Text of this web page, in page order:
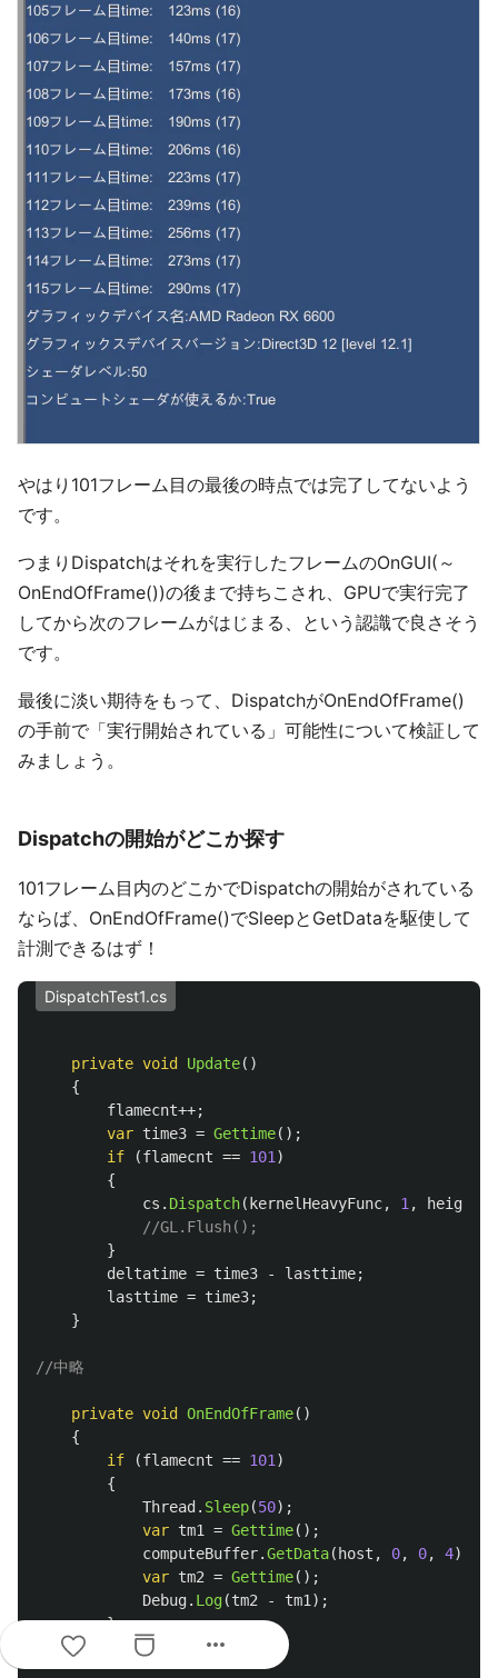
やはり101フレーム目の最後の時点では完了してないよう
です。
つまりDispatchはそれを実行したフレームのOnGUI(～
OnEndOfFrame())の後まで持ちこされ、GPUで実行完了
してから次のフレームがはじまる、という認識で良さそう
です。
最後に淡い期待をもって、DispatchがOnEndOfFrame()
の手前で「実行開始されている」可能性について検証して
みましょう。
Dispatchの開始がどこか探す
101フレーム目内のどこかでDispatchの開始がされている
ならば、OnEndOfFrame()でSleepとGetDataを駆使して
計測できるはず！
DispatchTest1.cs
private void Update()
{
flamecnt++;
var time3 = Gettime();
if
(flamecnt == 101)
{
cs . Dispatch( kernelHeavyFunc, 1, height
//GL.Flush();
}
deltatime = time3 - lasttime;
lasttime = time3;
}
//中略
private void OnEndOfFrame()
{
if
(flamecnt == 101)
{
Thread . Sleep(50);
var tm1 = Gettime();
computeBuffer.GetData( host , 0, 0, 4);
var tm2 = Gettime();
Debug. Log(tm2 - tm1);
}
}
more_horiz